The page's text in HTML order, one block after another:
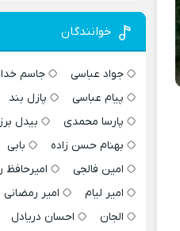
خوانندگان
جواد عباسی
جاسم
پیام عباسی
پازل بند
پارسا محمدی
بیدل
بهنام حسن زاده
بابی
امین فالجی
امیرحافظ
امیر لیام
امیر رمضانی
الجان
احسان دریادل